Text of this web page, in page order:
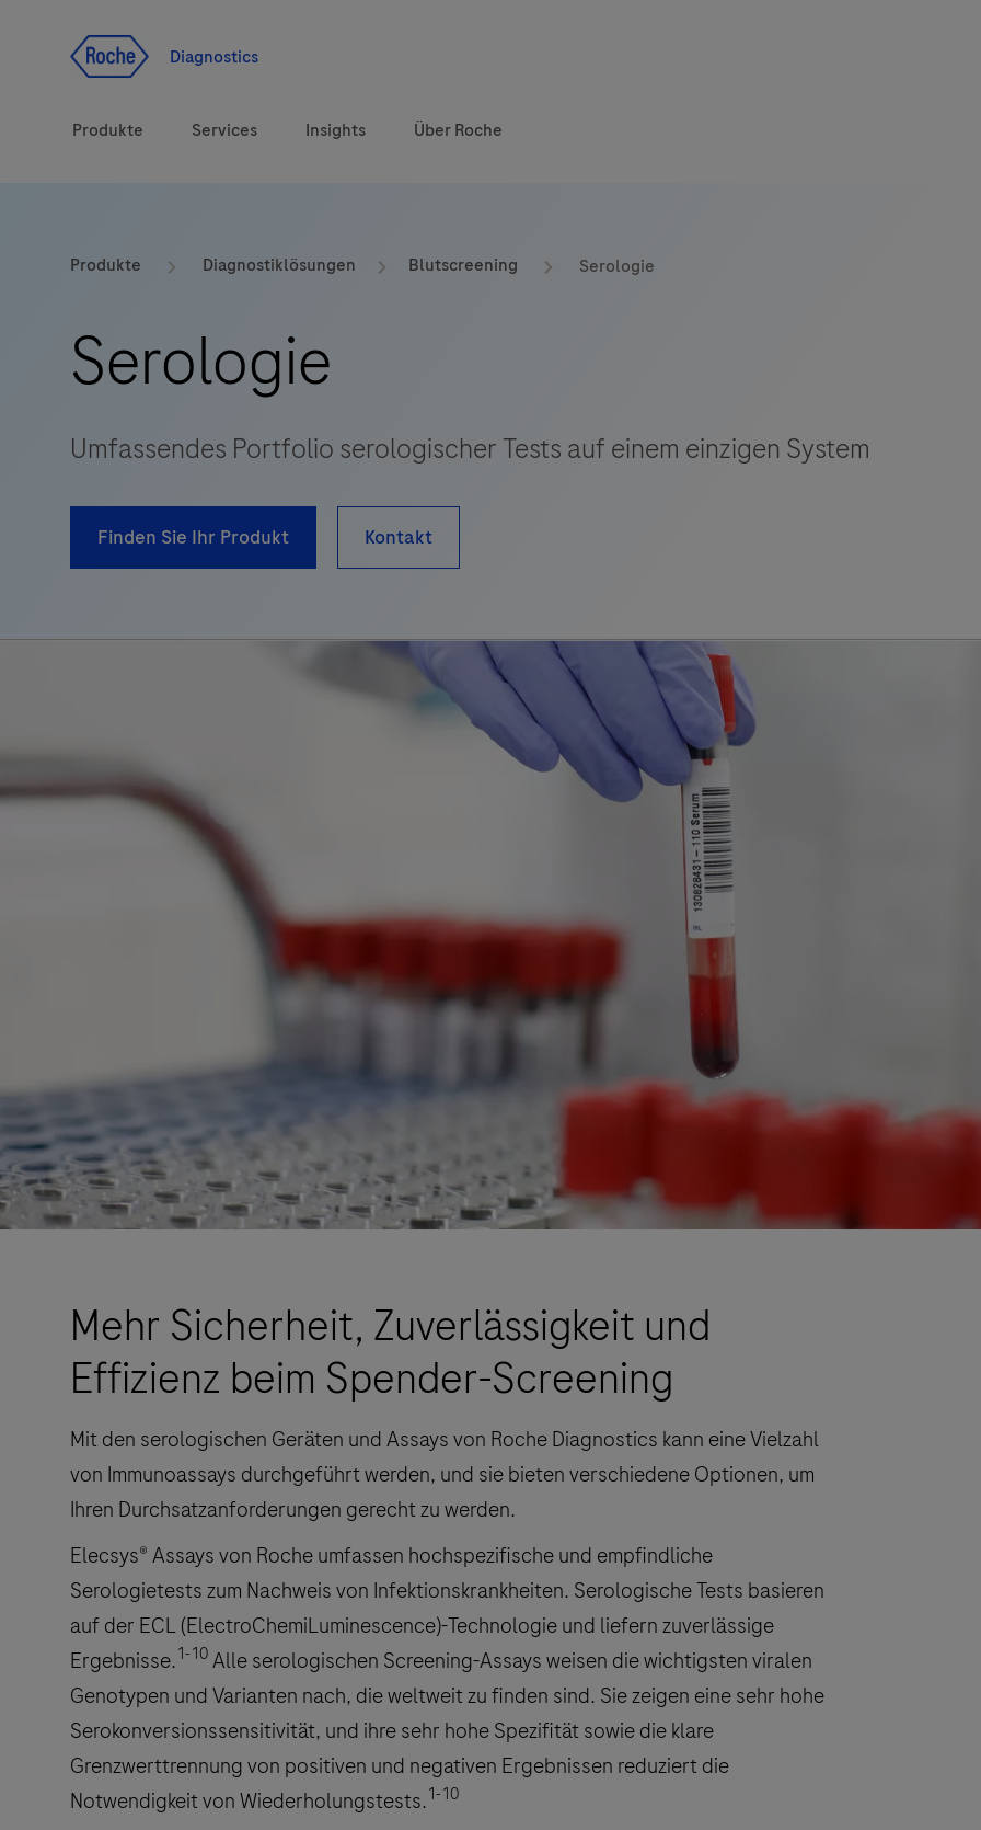
Diagnostics
Produkte
Diagnostiklösungen
Marken
Services Insights Über Roche
Produkte Diagnostiklösungen Blutscreening Serologie
Serologie
Umfassendes Portfolio serologischer Tests auf einem einzigen System
Finden Sie Ihr Produkt Kontakt
Mehr Sicherheit, Zuverlässigkeit und
Effizienz beim Spender-Screening
Mit den serologischen Geräten und Assays von Roche Diagnostics kann eine Vielzahl
von Immunoassays durchgeführt werden, und sie bieten verschiedene Optionen, um
Ihren Durchsatzanforderungen gerecht zu werden.
Elecsys® Assays von Roche umfassen hochspezifische und empfindliche
Serologietests zum Nachweis von Infektionskrankheiten. Serologische Tests basieren
auf der ECL (ElectroChemiLuminescence)-Technologie und liefern zuverlässige
Ergebnisse.1-10 Alle serologischen Screening-Assays weisen die wichtigsten viralen
Genotypen und Varianten nach, die weltweit zu finden sind. Sie zeigen eine sehr hohe
Serokonversionssensitivität, und ihre sehr hohe Spezifität sowie die klare
Grenzwerttrennung von positiven und negativen Ergebnissen reduziert die
Notwendigkeit von Wiederholungstests.1-10